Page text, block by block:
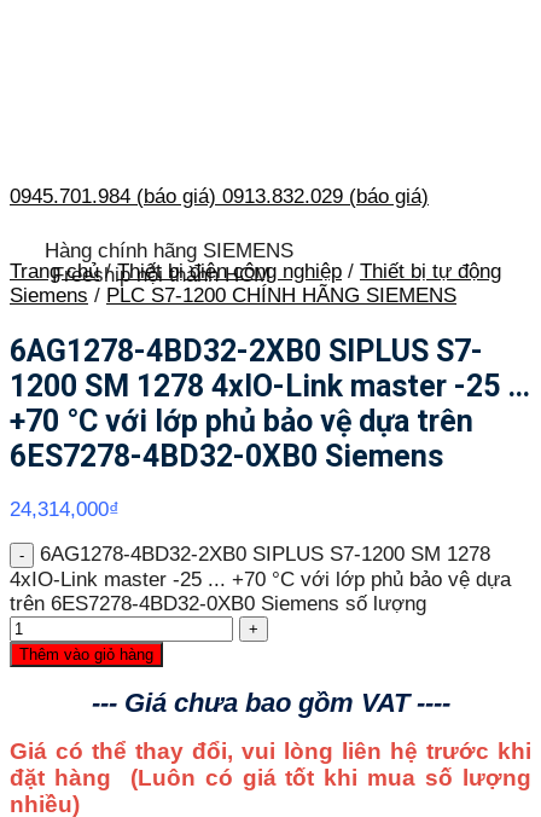
0945.701.984 (báo giá) 0913.832.029 (báo giá)
Hàng chính hãng SIEMENS
Freeship nội thành HCM
Trang chủ / Thiết bị điện công nghiệp / Thiết bị tự động
Siemens / PLC S7-1200 CHÍNH HÃNG SIEMENS
6AG1278-4BD32-2XB0 SIPLUS S7-
1200 SM 1278 4xIO-Link master -25 …
+70 °C với lớp phủ bảo vệ dựa trên
6ES7278-4BD32-0XB0 Siemens
24,314,000₫
6AG1278-4BD32-2XB0 SIPLUS S7-1200 SM 1278
4xIO-Link master -25 ... +70 °C với lớp phủ bảo vệ dựa
trên 6ES7278-4BD32-0XB0 Siemens số lượng
Thêm vào giỏ hàng
--- Giá chưa bao gồm VAT ----
Giá có thể thay đổi, vui lòng liên hệ trước khi
đặt hàng (Luôn có giá tốt khi mua số lượng
nhiều)